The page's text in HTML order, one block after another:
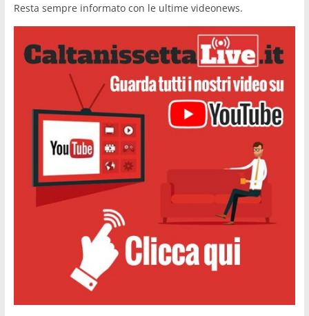
Resta sempre informato con le ultime videonews.